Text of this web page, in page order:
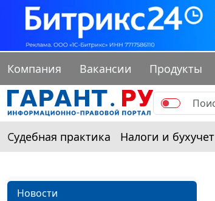
Компания Вакансии Продукты
Судебная практика Налоги и бухучет
Новости